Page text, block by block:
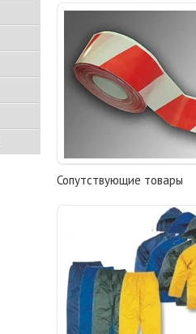
Сопутствующие товары